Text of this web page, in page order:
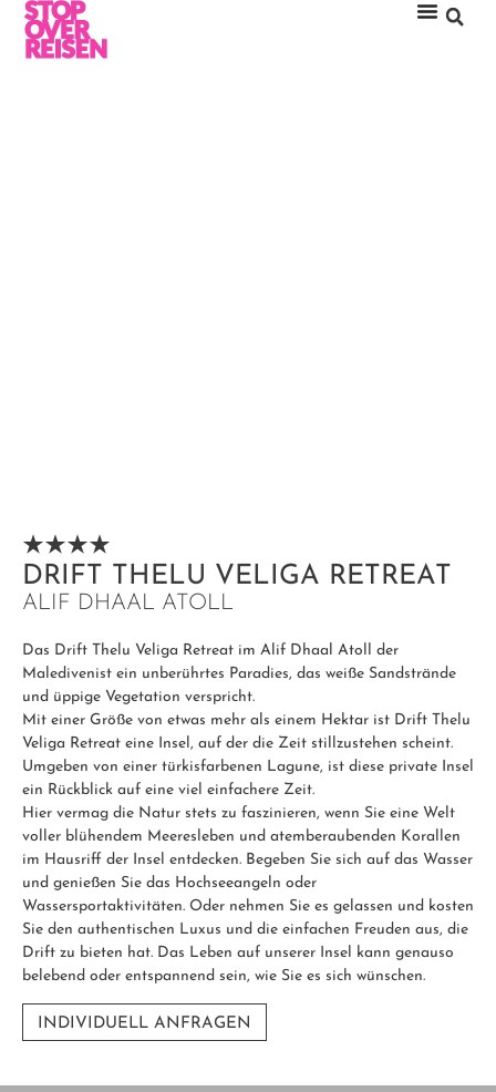
DRIFT THELU VELIGA
DRIFT THELU VELIGA RETREAT
ALIF DHAAL ATOLL
Das Drift Thelu Veliga Retreat im Alif Dhaal Atoll der
Maledivenist ein unberührtes Paradies, das weiße Sandstrände
und üppige Vegetation verspricht.
Mit einer Größe von etwas mehr als einem Hektar ist Drift Thelu
Veliga Retreat eine Insel, auf der die Zeit stillzustehen scheint.
Umgeben von einer türkisfarbenen Lagune, ist diese private Insel
ein Rückblick auf eine viel einfachere Zeit.
Hier vermag die Natur stets zu faszinieren, wenn Sie eine Welt
voller blühendem Meeresleben und atemberaubenden Korallen
im Hausriff der Insel entdecken. Begeben Sie sich auf das Wasser
und genießen Sie das Hochseeangeln oder
Wassersportaktivitäten. Oder nehmen Sie es gelassen und kosten
Sie den authentischen Luxus und die einfachen Freuden aus, die
Drift zu bieten hat. Das Leben auf unserer Insel kann genauso
belebend oder entspannend sein, wie Sie es sich wünschen.
INDIVIDUELL ANFRAGEN